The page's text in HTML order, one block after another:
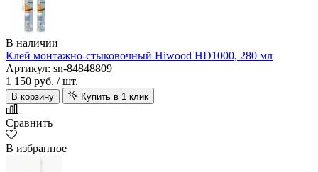
В наличии
Клей монтажно-стыковочный Hiwood HD1000, 280 мл
Артикул: sn-84848809
1 150 руб. / шт.
В корзину Купить в 1 клик
Сравнить
В избранное